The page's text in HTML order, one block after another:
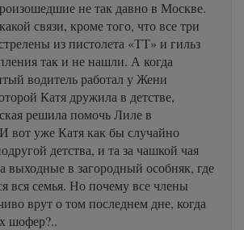
не так давно в Москве.
связи, кроме того, что все три
из пистолета «ТТ» и гильз
так и не нашли. А когда
водитель работал у Жени
Катя дружила в детстве,
решила помочь Лиле в
вот уже Катя как бы случайно
детства, и та за чашкой чая
выходные в загородный особняк, где
вся семья. Но почему все члены
врут о том последнем дне, когда
шофер?..